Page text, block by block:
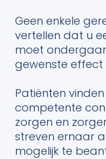
Geen enkele
vertellen dat u
moet
gewenste effect
Patiënten
competente
zorgen en
streven ernaar
mogelijk te